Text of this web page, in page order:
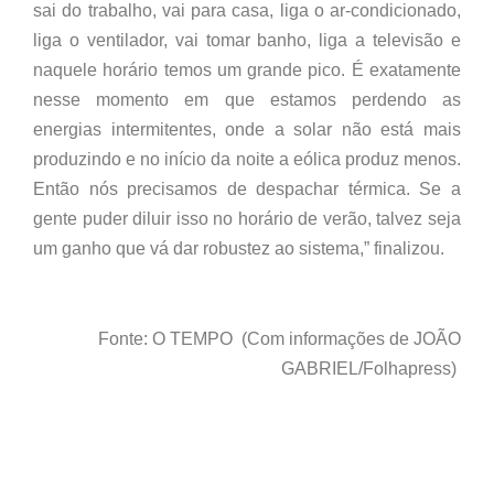
sai do trabalho, vai para casa, liga o ar-condicionado,
liga o ventilador, vai tomar banho, liga a televisão e
naquele horário temos um grande pico. É exatamente
nesse momento em que estamos perdendo as
energias intermitentes, onde a solar não está mais
produzindo e no início da noite a eólica produz menos.
Então nós precisamos de despachar térmica. Se a
gente puder diluir isso no horário de verão, talvez seja
um ganho que vá dar robustez ao sistema,” finalizou.
Fonte: O TEMPO (Com informações de JOÃO
GABRIEL/Folhapress)